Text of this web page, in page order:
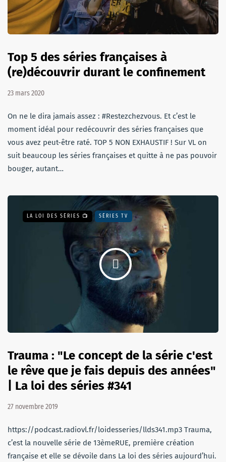
Top 5 des séries françaises à
(re)découvrir durant le confinement
23 mars 2020
On ne le dira jamais assez : #Restezchezvous. Et c’est le
moment idéal pour redécouvrir des séries françaises que
vous avez peut-être raté. TOP 5 NON EXHAUSTIF ! Sur VL on
suit beaucoup les séries françaises et quitte à ne pas pouvoir
bouger, autant…
LA LOI DES SÉRIES 📺 SÉRIES TV
Trauma : "Le concept de la série c'est
le rêve que je fais depuis des années"
| La loi des séries #341
27 novembre 2019
https://podcast.radiovl.fr/loidesseries/llds341.mp3 Trauma,
c’est la nouvelle série de 13èmeRUE, première création
française et elle se dévoile dans La loi des séries aujourd’hui.